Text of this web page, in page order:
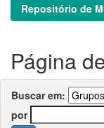
Repositório de
Página
Buscar em:
por